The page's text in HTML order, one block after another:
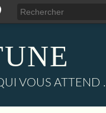
VOUS ATTEND .